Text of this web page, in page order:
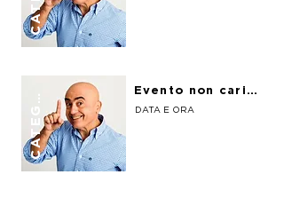
CATEGORIA Evento non caricato
DATA E ORA